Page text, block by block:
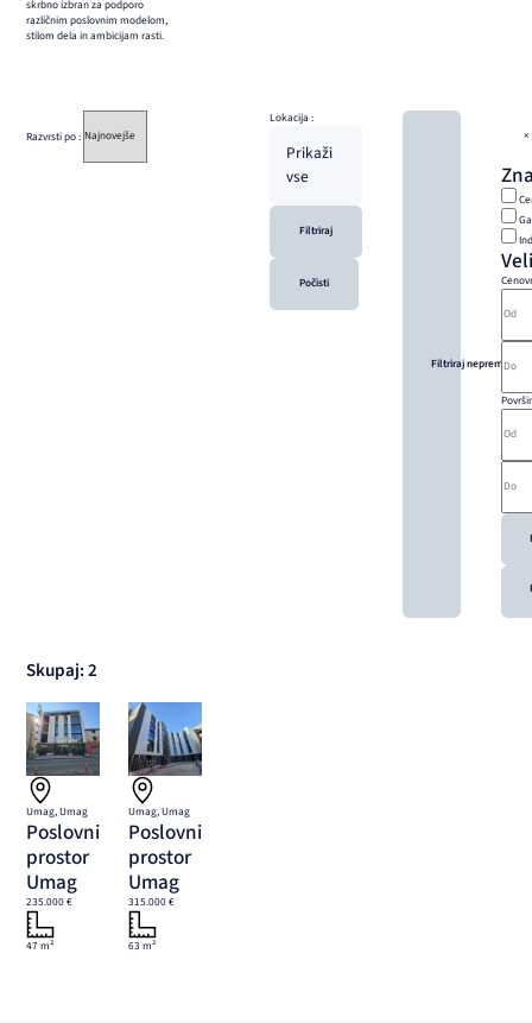
skrbno izbran za podporo
različnim poslovnim modelom,
stilom dela in ambicijam rasti.
Razvrsti po :
Lokacija :
Prikaži
vse
Filtriraj
Počisti
Filtriraj nepremičnine
×
Skupaj: 2
Umag, Umag
Poslovni
prostor
Umag
235.000 €
47 m²
Umag, Umag
Poslovni
prostor
Umag
315.000 €
63 m²